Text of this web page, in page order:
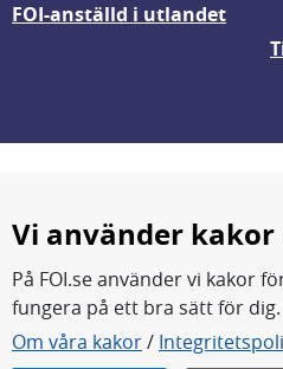
FOI-anställd i utlandet
FOI forskar för en säkrare värld.
FOI:s kärnverksamhet är
Vi använder kakor
På FOI.se använder vi kakor
fungera på ett bra sätt för dig.
Om våra kakor/